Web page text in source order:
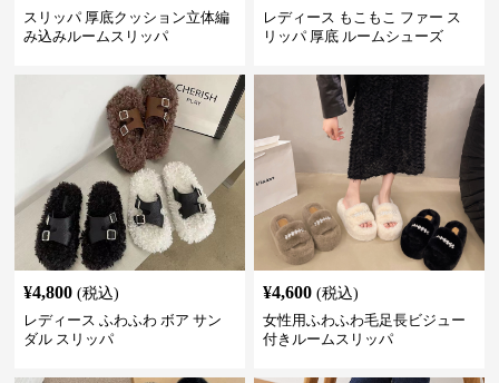
スリッパ 厚底クッション立体編
み込みルームスリッパ
レディース もこもこ ファー ス
リッパ 厚底 ルームシューズ
¥4,800 (税込)
レディース ふわふわ ボア サン
ダル スリッパ
¥4,600 (税込)
女性用ふわふわ毛足長ビジュー
付きルームスリッパ